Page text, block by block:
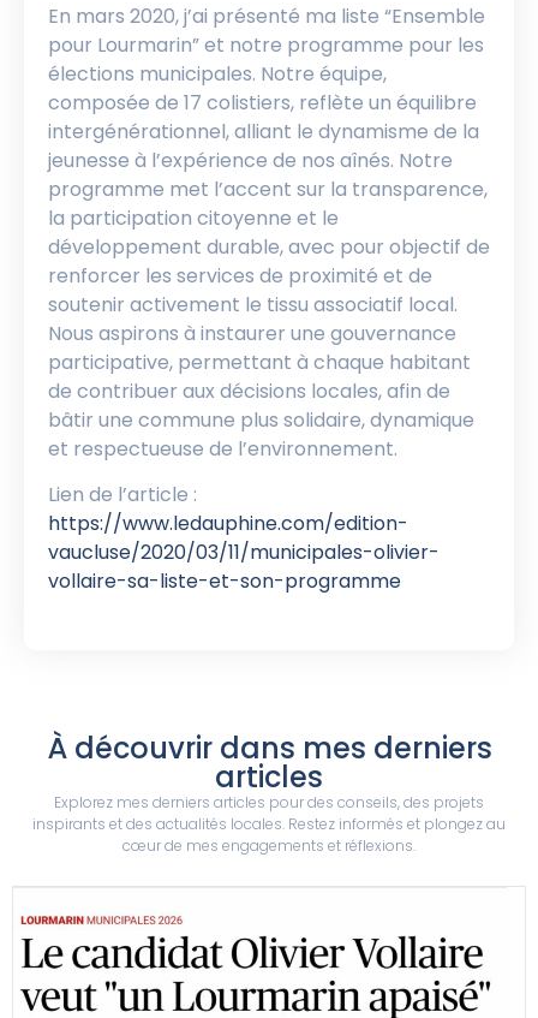
En mars 2020, j’ai présenté ma liste “Ensemble
pour Lourmarin” et notre programme pour les
élections municipales. Notre équipe,
composée de 17 colistiers, reflète un équilibre
intergénérationnel, alliant le dynamisme de la
jeunesse à l’expérience de nos aînés. Notre
programme met l’accent sur la transparence,
la participation citoyenne et le
développement durable, avec pour objectif de
renforcer les services de proximité et de
soutenir activement le tissu associatif local.
Nous aspirons à instaurer une gouvernance
participative, permettant à chaque habitant
de contribuer aux décisions locales, afin de
bâtir une commune plus solidaire, dynamique
et respectueuse de l’environnement.
Lien de l’article :
https://www.ledauphine.com/edition-
vaucluse/2020/03/11/municipales-olivier-
vollaire-sa-liste-et-son-programme
À découvrir dans mes derniers
articles
Explorez mes derniers articles pour des conseils, des projets
inspirants et des actualités locales. Restez informés et plongez au
cœur de mes engagements et réflexions.